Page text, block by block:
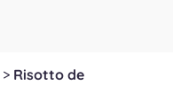
> Risotto de